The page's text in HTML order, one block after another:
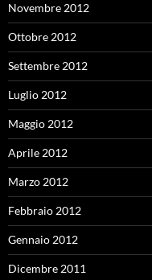
Novembre 2012
Ottobre 2012
Settembre 2012
Luglio 2012
Maggio 2012
Aprile 2012
Marzo 2012
Febbraio 2012
Gennaio 2012
Dicembre 2011